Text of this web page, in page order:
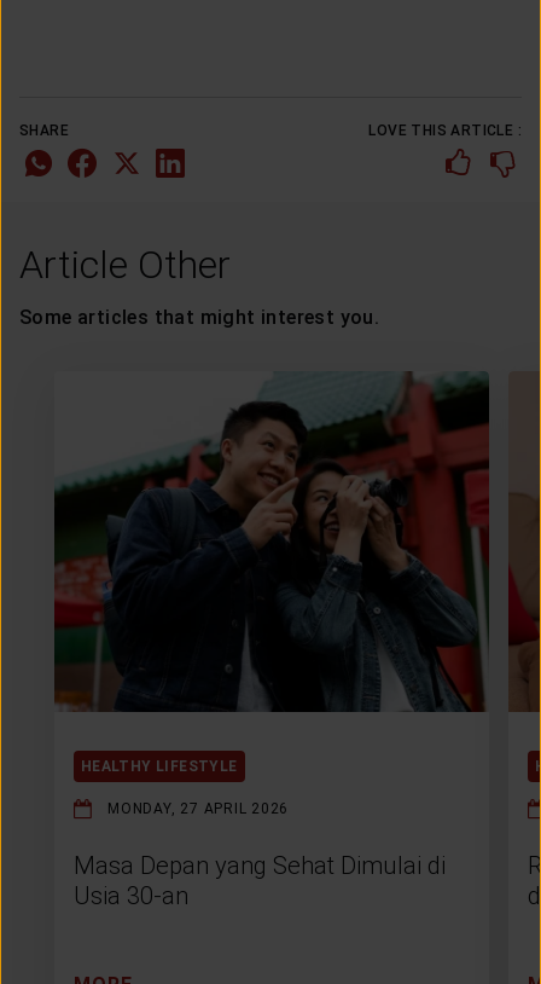
SHARE LOVE THIS ARTICLE :
Article Other
Some articles that might interest you.
HEALTHY LIFESTYLE
MONDAY, 27 APRIL 2026
Masa Depan yang Sehat Dimulai di
Usia 30-an